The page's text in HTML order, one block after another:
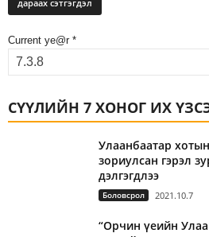
Current ye@r *
СҮҮЛИЙН 7 ХОНОГ ИХ
Улаанбаатар
зориулсан гэрэл
дэлгэгдлээ
Боловсрол 2021.10.7
“Орчин үеийн